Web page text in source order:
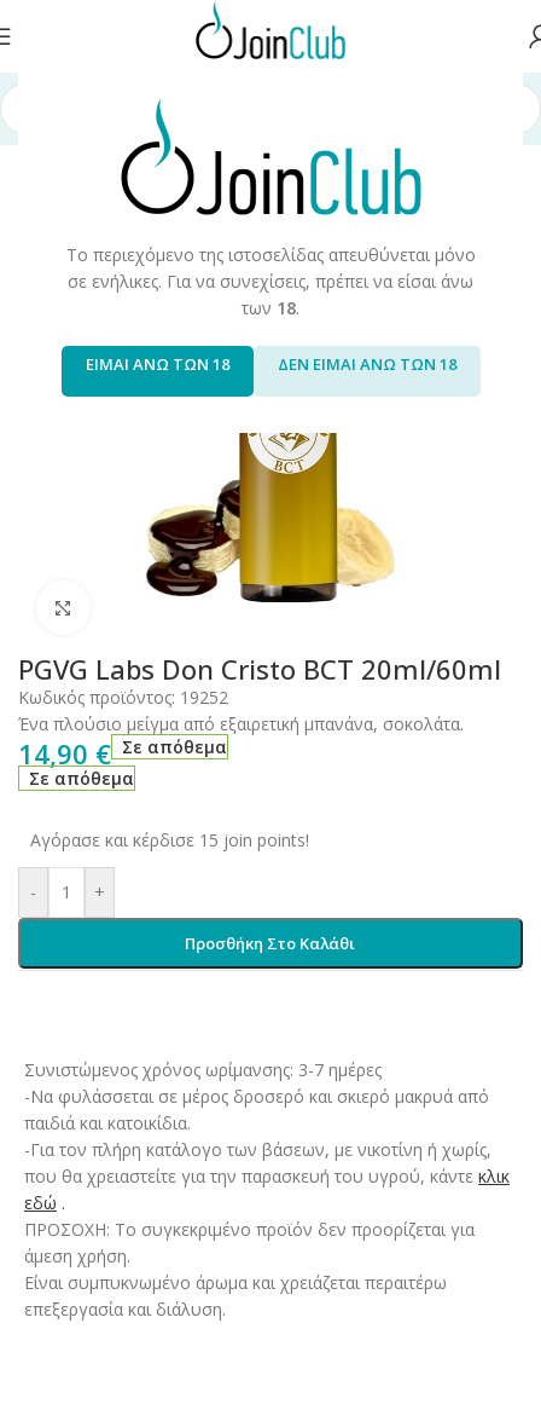
Το περιεχόμενο της ιστοσελίδας απευθύνεται μόνο
σε ενήλικες. Για να συνεχίσεις, πρέπει να είσαι άνω
των 18.
ΕΙΜΑΙ ΑΝΩ ΤΩΝ 18 ΔΕΝ ΕΙΜΑΙ ΑΝΩ ΤΩΝ 18
σελίδα Υγρά Αναπλήρωσης
PGVG Labs Don Cristo BCT 20ml/60ml
Κωδικός προϊόντος: 19252
Ένα πλούσιο μείγμα από εξαιρετική μπανάνα, σοκολάτα.
14,90 € Σε απόθεμα
Σε απόθεμα
Αγόρασε και κέρδισε 15 join points!
- +
Προσθήκη Στο Καλάθι
Συνιστώμενος χρόνος ωρίμανσης: 3-7 ημέρες
-Να φυλάσσεται σε μέρος δροσερό και σκιερό μακρυά από
παιδιά και κατοικίδια.
-Για τον πλήρη κατάλογο των βάσεων, με νικοτίνη ή χωρίς,
που θα χρειαστείτε για την παρασκευή του υγρού, κάντε κλικ
εδώ .
ΠΡΟΣΟΧΗ: Το συγκεκριμένο προϊόν δεν προορίζεται για
άμεση χρήση.
Είναι συμπυκνωμένο άρωμα και χρειάζεται περαιτέρω
επεξεργασία και διάλυση.